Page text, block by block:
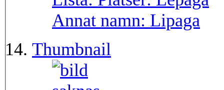
Annat namn: Lipaga
Thumbnail